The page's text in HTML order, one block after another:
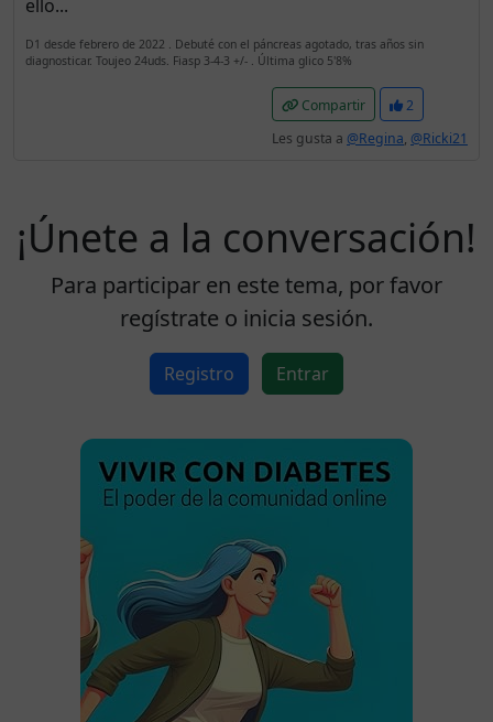
ello...
D1 desde febrero de 2022 . Debuté con el páncreas agotado, tras años sin
diagnosticar. Toujeo 24uds. Fiasp 3-4-3 +/- . Última glico 5'8%
Compartir
2
Les gusta a @Regina, @Ricki21
¡Únete a la conversación!
Para participar en este tema, por favor
regístrate o inicia sesión.
Registro Entrar